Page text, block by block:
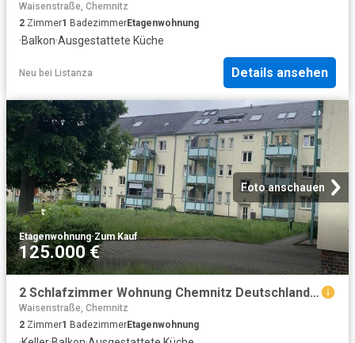
Waisenstraße, Chemnitz
2 Zimmer1 BadezimmerEtagenwohnung
·Balkon·Ausgestattete Küche
Neu bei Listanza Details ansehen
Foto anschauen
Etagenwohnung·Zum Kauf
125.000 €
2 Schlafzimmer Wohnung Chemnitz Deutschland 103323470
Waisenstraße, Chemnitz
2 Zimmer1 BadezimmerEtagenwohnung